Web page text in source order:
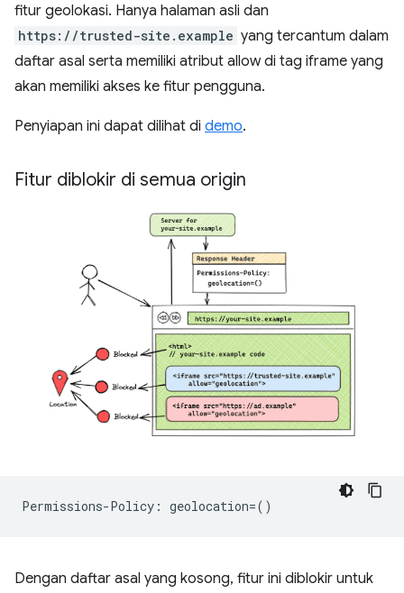
fitur geolokasi. Hanya halaman asli dan
https://trusted-site.example yang tercantum dalam
daftar asal serta memiliki atribut allow di tag iframe yang
akan memiliki akses ke fitur pengguna.
Penyiapan ini dapat dilihat di demo.
Fitur diblokir di semua origin
Dengan daftar asal yang kosong, fitur ini diblokir untuk